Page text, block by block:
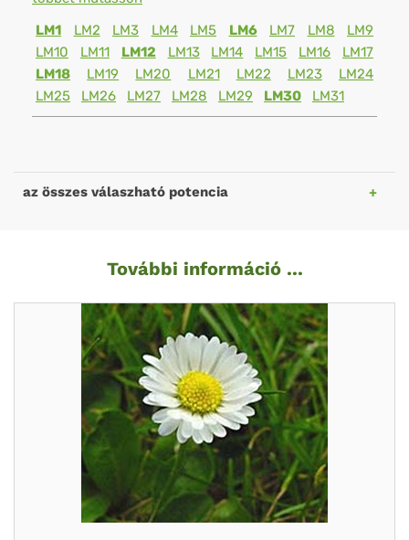
LM1
LM2 LM3 LM4 LM5 LM6 LM7 LM8
LM9
LM10
LM11 LM12 LM13 LM14 LM15 LM16
LM17
LM18
LM19 LM20 LM21 LM22 LM23
LM24
LM25
LM26 LM27 LM28 LM29 LM30 LM31
az összes válaszható potencia
További információ ...